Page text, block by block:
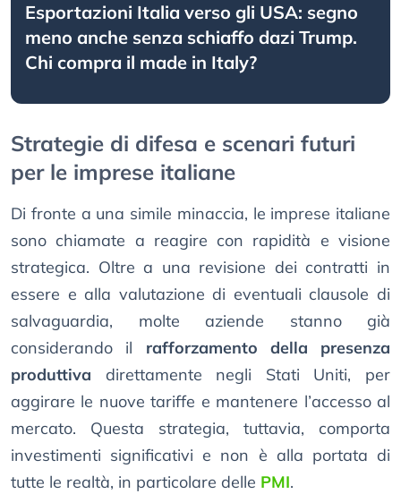
Esportazioni Italia verso gli USA: segno
meno anche senza schiaffo dazi Trump.
Chi compra il made in Italy?
Strategie di difesa e scenari futuri
per le imprese italiane
Di fronte a una simile minaccia, le imprese italiane
sono chiamate a reagire con rapidità e visione
strategica. Oltre a una revisione dei contratti in
essere e alla valutazione di eventuali clausole di
salvaguardia, molte aziende stanno già
considerando il rafforzamento della presenza
produttiva direttamente negli Stati Uniti, per
aggirare le nuove tariffe e mantenere l’accesso al
mercato. Questa strategia, tuttavia, comporta
investimenti significativi e non è alla portata di
tutte le realtà, in particolare delle PMI.